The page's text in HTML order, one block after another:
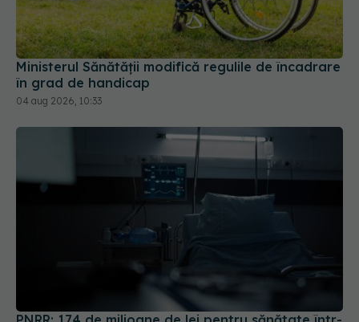
Ministerul Sănătății modifică regulile de încadrare
în grad de handicap
04 aug 2026, 10:33